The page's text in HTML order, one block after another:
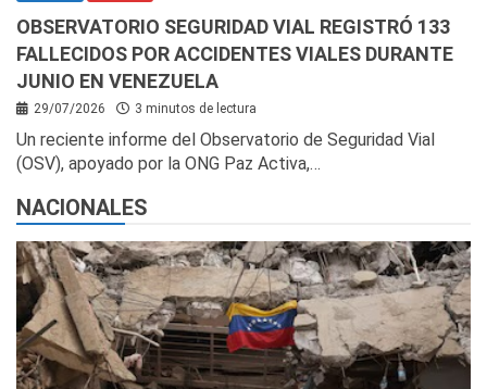
OBSERVATORIO SEGURIDAD VIAL REGISTRÓ 133
FALLECIDOS POR ACCIDENTES VIALES DURANTE
JUNIO EN VENEZUELA
29/07/2026 3 minutos de lectura
Un reciente informe del Observatorio de Seguridad Vial
(OSV), apoyado por la ONG Paz Activa,…
NACIONALES